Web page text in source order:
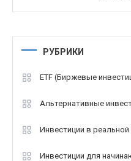
РУБРИКИ
ETF (Биржевые
Альтернативные
Инвестиции в реальной
Инвестиции для